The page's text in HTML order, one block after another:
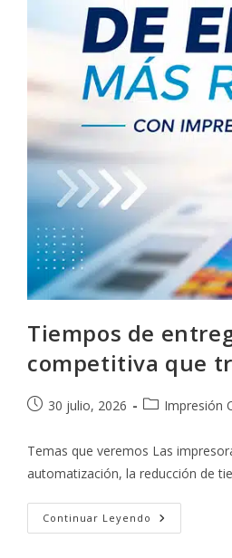
Tiempos de
competitiva que
Publicación
entrada:
30 julio, 2026
Categoría
entrada:
Impresión
Temas que veremos Las
automatización, la reducción de
Continuar Leyendo Tiempos
De